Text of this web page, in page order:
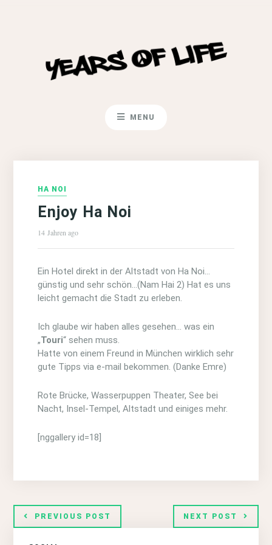
MENU
HA NOI
Enjoy Ha Noi
14 Jahren ago
Ein Hotel direkt in der Altstadt von Ha Noi…
günstig und sehr schön…(Nam Hai 2) Hat es uns
leicht gemacht die Stadt zu erleben.
Ich glaube wir haben alles gesehen… was ein
„Touri“ sehen muss.
Hatte von einem Freund in München wirklich sehr
gute Tipps via e-mail bekommen. (Danke Emre)
Rote Brücke, Wasserpuppen Theater, See bei
Nacht, Insel-Tempel, Altstadt und einiges mehr.
[nggallery id=18]
PREVIOUS POST NEXT POST